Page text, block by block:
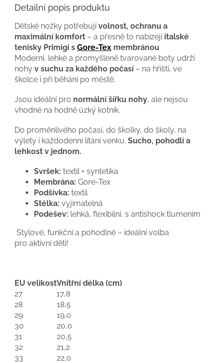
Detailní popis produktu
Dětské nožky potřebujívolnost, ochranu a
maximální komfort – a přesně to nabízejí italské
tenisky Primigi s Gore-Tex membránou
Moderní, lehké a promyšleně tvarované boty udrží
nohy v suchu za každého počasí – na hřišti, ve
školce i při běhání po městě.
Jsou ideální pro normální šířku nohy, ale nejsou
vhodné na hodně úzký kotník.
Do proměnlivého počasí, do školky, do školy, na
výlety i každodenní lítání venku. Sucho, pohodlí a
lehkost v jednom.
Svršek: textil + syntetika
Membrána: Gore-Tex
Podšívka: textil
Stélka: vyjímatelná
Podešev: lehká, flexibilní, s antishock tlumením
Stylové, funkční a pohodlné – ideální volba
pro aktivní děti!
EU velikostVnitřní délka (cm)
27
17,8
28
18,5
29
19,0
30
20,0
31
20,5
32
21,2
33
22,0